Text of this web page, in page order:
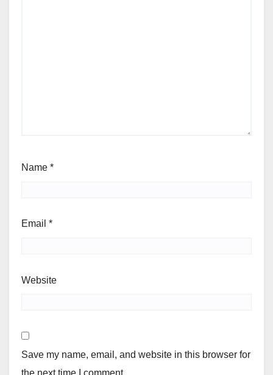
Name *
Email *
Website
Save my name, email, and website in this browser for
the next time I comment.